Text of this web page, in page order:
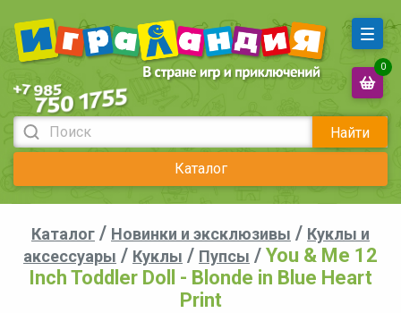
Найти
Каталог
0
Каталог / Новинки и эксклюзивы / Куклы и
аксессуары / Куклы / Пупсы / You & Me 12
Inch Toddler Doll - Blonde in Blue Heart
Print